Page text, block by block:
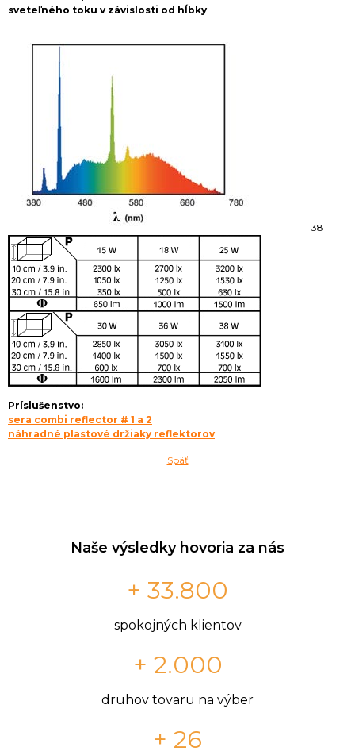
sveteľného toku v závislosti od hĺbky
38
Príslušenstvo:
sera combi reflector # 1 a 2
náhradné plastové držiaky reflektorov
Späť
Naše výsledky hovoria za nás
+ 33.800
spokojných klientov
+ 2.000
druhov tovaru na výber
+ 26